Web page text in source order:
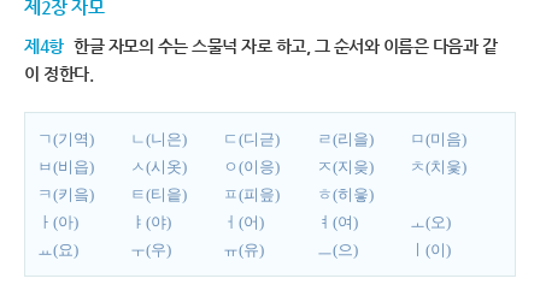
제2장 자모
제4항 한글 자모의 수는 스물넉 자로 하고, 그 순서와 이름은 다음과 같
이 정한다.
ㄱ(기역) ㄴ(니은) ㄷ(디귿) ㄹ(리을)
ㅁ(미음)
ㅂ(비읍)
ㅅ(시옷) ㅇ(이응) ㅈ(지읒)
ㅊ(치읓)
ㅋ(키읔)
ㅌ(티읕) ㅍ(피읖)
ㅎ(히읗)
ㅏ(아)
ㅑ(야) ㅓ(어) ㅕ(여)
ㅗ(오)
ㅛ(요)
ㅜ(우) ㅠ(유) ㅡ(으) ㅣ(이)